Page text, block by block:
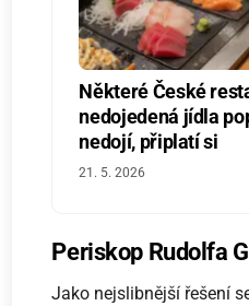
Některé České
nedojedená jídla
nedojí, připlatí si
21. 5. 2026
Periskop Rudolfa
Jako nejslibnější řešení